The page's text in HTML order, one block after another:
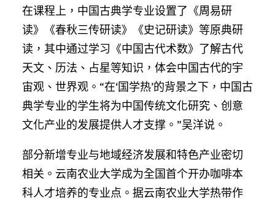
在课程上，中国古典学专业设置了《周易研
读》《春秋三传研读》《史记研读》等原典研
读，其中通过学习《中国古代术数》了解古代
天文、历法、占星等知识，体会中国古代的宇
宙观、世界观。“在‘国学热’的背景之下，中国古
典学专业的学生将为中国传统文化研究、创意
文化产业的发展提供人才支撑。”吴洋说。
部分新增专业与地域经济发展和特色产业密切
相关。云南农业大学成为全国首个开办咖啡本
科人才培养的专业点。据云南农业大学热带作